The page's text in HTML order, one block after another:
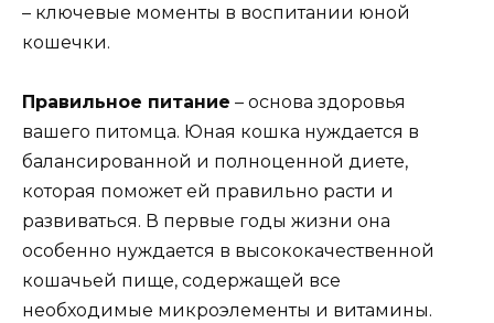
– ключевые моменты в воспитании юной
кошечки.
Правильное питание – основа здоровья
вашего питомца. Юная кошка нуждается в
балансированной и полноценной диете,
которая поможет ей правильно расти и
развиваться. В первые годы жизни она
особенно нуждается в высококачественной
кошачьей пище, содержащей все
необходимые микроэлементы и витамины.